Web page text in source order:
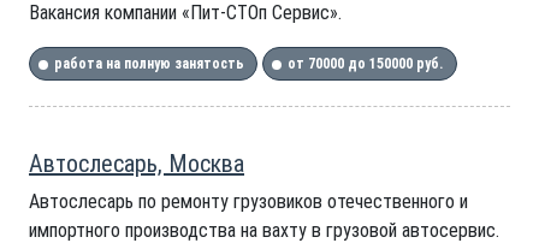
Вакансия компании «Пит-СТОп Сервис».
работа на полную занятость от 70000 до 150000 руб.
Автослесарь, Москва
Автослесарь по ремонту грузовиков отечественного и
импортного производства на вахту в грузовой автосервис.